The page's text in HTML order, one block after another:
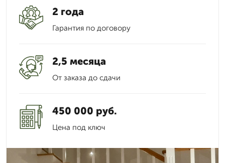
2 года
Гарантия по договору
2,5 месяца
От заказа до сдачи
450 000 руб.
Цена под ключ